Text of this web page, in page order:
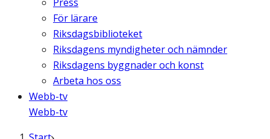
För lärare
Riksdagsbiblioteket
Riksdagens myndigheter och nämnder
Riksdagens byggnader och konst
Arbeta hos oss
Webb-tv
Webb-tv